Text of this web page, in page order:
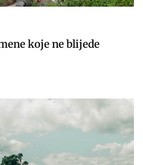
koje ne blijede